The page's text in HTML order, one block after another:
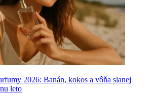
2026: Banán, kokos a vôňa slanej
leto